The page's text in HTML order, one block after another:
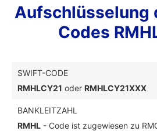
Aufschlüsselung
Codes
SWIFT-CODE
RMHLCY21 oder RMHLCY21XXX
BANKLEITZAHL
RMHL - Code ist zugewiesen zu